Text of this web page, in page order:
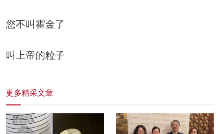
您不叫霍金了
叫上帝的粒子
更多精采文章